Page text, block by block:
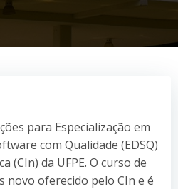
para Especialização em
com Qualidade (EDSQ)
(CIn) da UFPE. O curso de
novo oferecido pelo CIn e é